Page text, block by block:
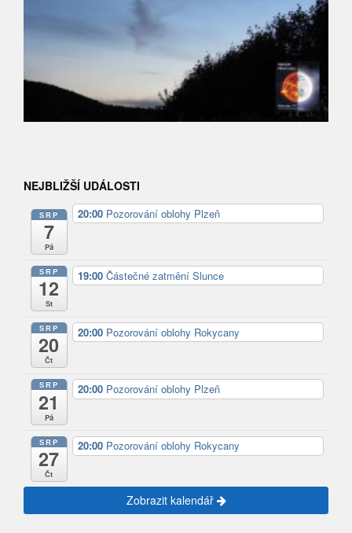
NEJBLIŽŠÍ UDÁLOSTI
SRP
7
Pá
20:00 Pozorování oblohy Plzeň
SRP
12
St
19:00 Částečné zatmění Slunce
SRP
20
Čt
20:00 Pozorování oblohy Rokycany
SRP
21
Pá
20:00 Pozorování oblohy Plzeň
SRP
27
Čt
20:00 Pozorování oblohy Rokycany
Zobrazit kalendář